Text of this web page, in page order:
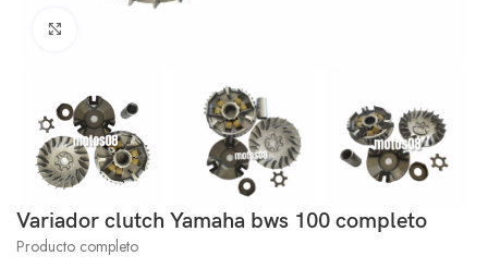
Variador clutch Yamaha bws 100 completo
Producto completo